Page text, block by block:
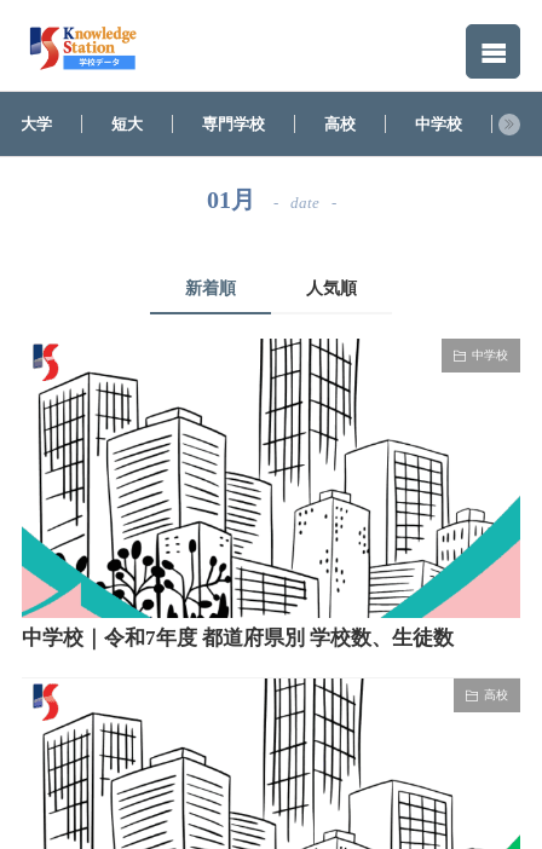
大学 短大 専門学校 高校 中学校
01月 date
新着順 人気順
中学校
中学校｜令和7年度 都道府県別 学校数、生徒数
高校